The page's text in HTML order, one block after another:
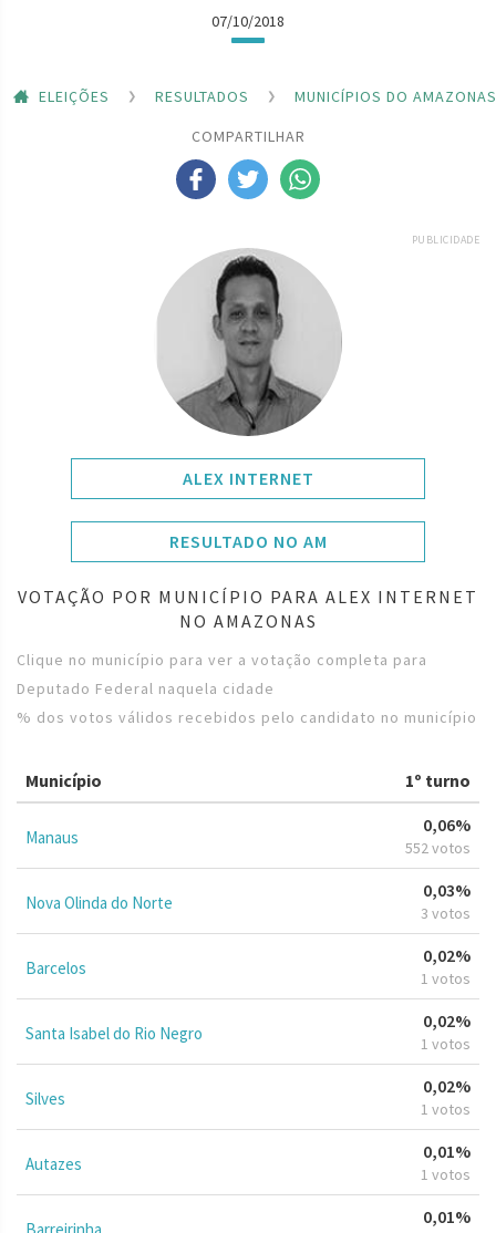
07/10/2018
ELEIÇÕES RESULTADOS
MUNICÍPIOS DO AMAZONAS
COMPARTILHAR
PUBLICIDADE
ALEX INTERNET
RESULTADO NO AM
VOTAÇÃO POR MUNICÍPIO PARA ALEX INTERNET
NO AMAZONAS
Clique no município para ver a votação completa para
Deputado Federal naquela cidade
% dos votos válidos recebidos pelo candidato no município
Município 1º turno
Manaus
0,06%
552 votos
Nova Olinda do Norte
0,03%
3 votos
Barcelos
0,02%
1 votos
Santa Isabel do Rio Negro
0,02%
1 votos
Silves
0,02%
1 votos
Autazes
0,01%
1 votos
0,01%